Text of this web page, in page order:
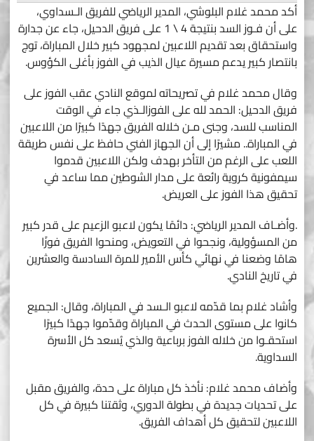
أكد محمد غلام البلوشي، المدير الرياضي للفريق الـسداوي،
على أن فـوز السد بنتيجة 4 \ 1 على فريق الدحيل، جاء عن جدارة
واستحقاق بعد تقديم اللاعبين لمجهود كبير خلال المباراة، توج
بانتصار كبير يدعم مسيرة عيال الذيب في الفوز بأغلى الكؤوس.
وقال محمد غلام في تصريحاته لموقع النادي عقب الفوز على
فريق الدحيل: الحمد لله على الفوزالـذي جاء في الوقت
المناسب للسد، وجنى مـن خلاله الفريق جهدًا كبيرًا من اللاعبين
في المباراة.. مشيرًا إلى أن الجهاز الفني حافظ على نفس طريقة
اللعب على الرغم من التأخر بهدف ولكن اللاعبين قدموا
سيمفونية كروية رائعة على مدار الشوطين مما ساعد في
تحقيق هذا الفوز على العريض.
.وأضـاف المدير الرياضي: دائمًا يكون لاعبو الزعيم على قدر كبير
من المسؤولية، ونجحوا في التعويض، ومنحوا الفريق فوزًا
هامًا وضعنا في نهائي كأس الأمير للمرة السادسة والعشرين
في تاريخ النادي.
وأشاد غلام بما قدّمه لاعبو الـسد في المباراة، وقال: الجميع
كانوا على مستوى الحدث في المباراة وقدّموا جهدًا كبيرًا
استحقـوا من خلاله الفوز برباعية والذي يُسعد كل الأسرة
السداوية.
وأضاف محمد غلام: نأخذ كل مباراة على حدة، والفريق مقبل
على تحديات جديدة في بطولة الدوري، وثقتنا كبيرة في كل
اللاعبين لتحقيق كل أهداف الفريق.